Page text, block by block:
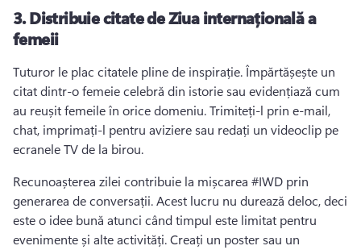
3.Distribuie citate de Ziua internațională a
femeii
Tuturor le plac citatele pline de inspirație. Împărtășește un
citat dintr-o femeie celebră din istorie sau evidențiază cum
au reușit femeile în orice domeniu. Trimiteți-l prin e-mail,
chat, imprimați-l pentru aviziere sau redați un videoclip pe
ecranele TV de la birou.
Recunoașterea zilei contribuie la mișcarea #IWD prin
generarea de conversații. Acest lucru nu durează deloc, deci
este o idee bună atunci când timpul este limitat pentru
evenimente și alte activități. Creați un poster sau un